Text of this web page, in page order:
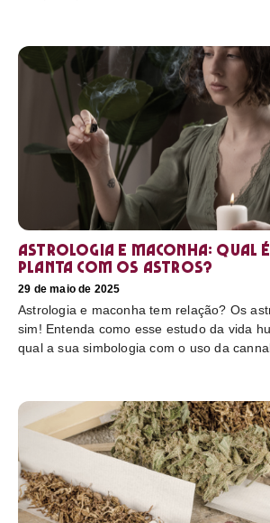
Astrologia e maconha: Qual
planta com os astros?
29 de maio de 2025
Astrologia e maconha tem relação? Os
sim! Entenda como esse estudo da vida
qual a sua simbologia com o uso da